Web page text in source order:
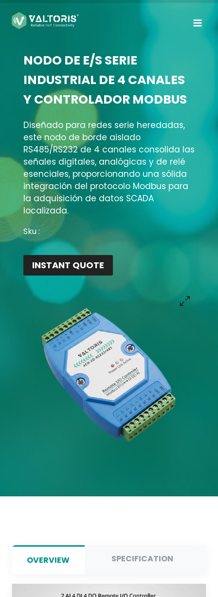
contenido
NODO DE E/S SERIE
INDUSTRIAL DE 4 CANALES
Y CONTROLADOR MODBUS
Diseñado para redes serie heredadas,
este nodo de borde aislado
RS485/RS232 de 4 canales consolida las
señales digitales, analógicas y de relé
esenciales, proporcionando una sólida
integración del protocolo Modbus para
la adquisición de datos SCADA
localizada.
Sku :
INSTANT QUOTE
OVERVIEW SPECIFICATION